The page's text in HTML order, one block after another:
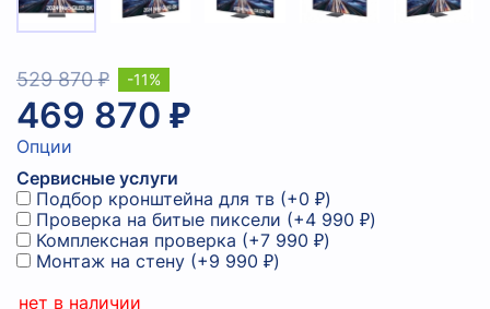
529 870 ₽
469 870 ₽
-11%
Опции
Сервисные услуги
Подбор кронштейна для тв (+0 ₽)
Проверка на битые пиксели (+4 990 ₽)
Комплексная проверка (+7 990 ₽)
Монтаж на стену (+9 990 ₽)
нет в наличии